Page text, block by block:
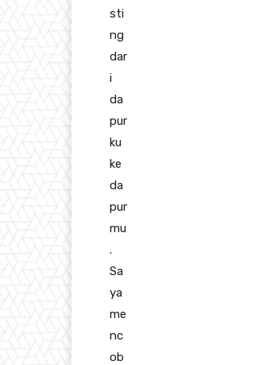
sti
ng
dar
i
da
pur
ku
ke
da
pur
mu
.
Sa
ya
me
nc
ob